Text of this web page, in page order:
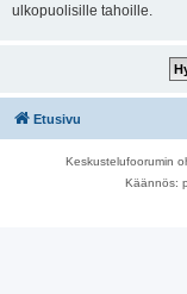
ulkopuolisille tahoille.
Etusivu
Keskustelufoorumin
Käännös: